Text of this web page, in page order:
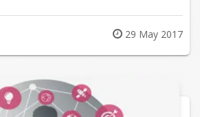
Posted
on
29 May 2017